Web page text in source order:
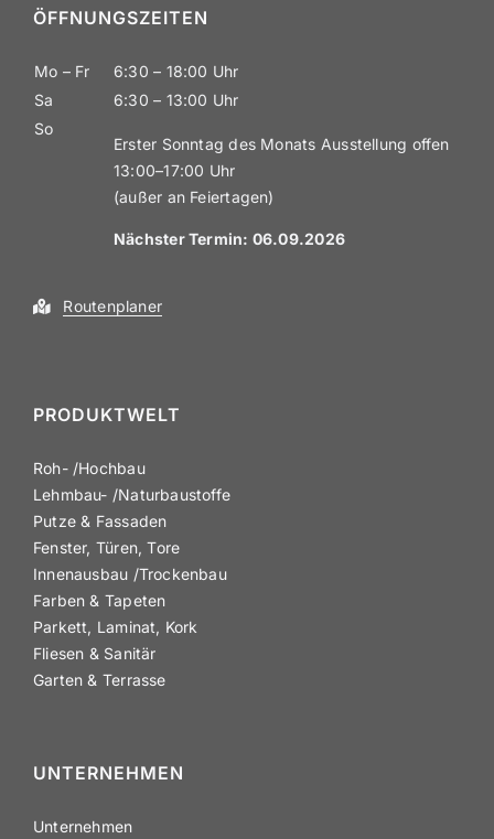
ÖFFNUNGS­ZEITEN
Mo – Fr
6:30 – 18:00 Uhr
Sa
6:30 – 13:00 Uhr
So
Erster Sonntag des Monats Ausstellung offen
13:00–17:00 Uhr
(außer an Feiertagen)
Nächster Termin: 06.09.2026
Routen­planer
PRODUKTWELT
Roh- /​Hochbau
Lehmbau- /​Natur­bau­stoffe
Putze & Fassaden
Fenster, Türen, Tore
Innen­ausbau /​Trockenbau
Farben & Tapeten
Parkett, Laminat, Kork
Fliesen & Sanitär
Garten & Terrasse
UNTER­NEHMEN
Unter­nehmen